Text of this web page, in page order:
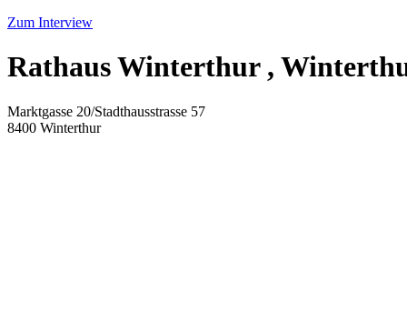
Zum Interview
Rathaus Winterthur,
Marktgasse 20/Stadthausstrasse 57
8400 Winterthur